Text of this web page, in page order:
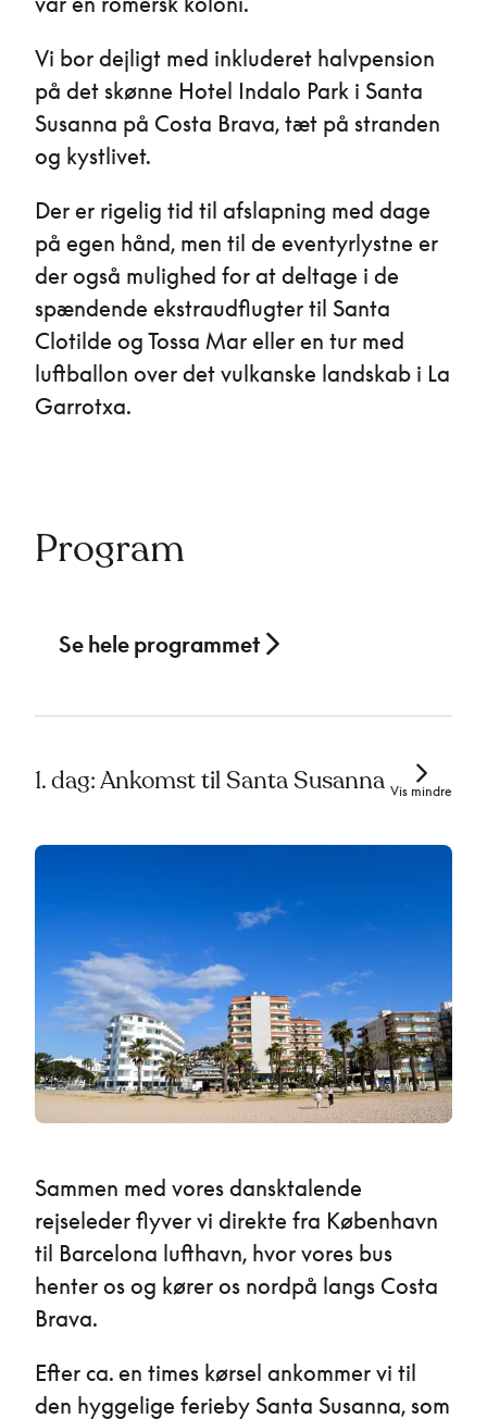
Vi bor dejligt med inkluderet halvpension
på det skønne Hotel Indalo Park i Santa
Susanna på Costa Brava, tæt på stranden
og kystlivet.
Der er rigelig tid til afslapning med dage
på egen hånd, men til de eventyrlystne er
der også mulighed for at deltage i de
spændende ekstraudflugter til Santa
Clotilde og Tossa Mar eller en tur med
luftballon over det vulkanske landskab i La
Garrotxa.
Program
Se hele programmet
1. dag: Ankomst til Santa Susanna Vis mindre
Sammen med vores dansktalende
rejseleder flyver vi direkte fra København
til Barcelona lufthavn, hvor vores bus
henter os og kører os nordpå langs Costa
Brava.
Efter ca. en times kørsel ankommer vi til
den hyggelige ferieby Santa Susanna, som